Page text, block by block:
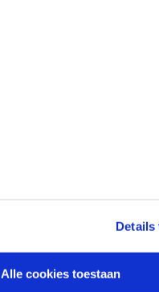
Details
Alle cookies toestaan